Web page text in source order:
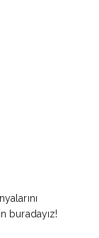
buradayız!